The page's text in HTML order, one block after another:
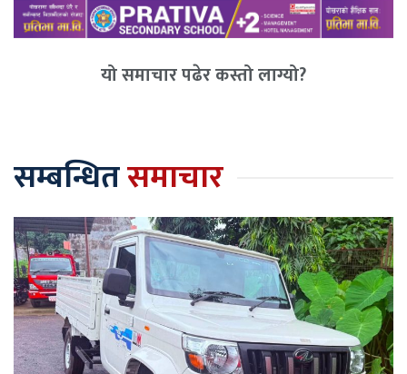
यो समाचार पढेर कस्तो लाग्यो?
सम्बन्धितसमाचार